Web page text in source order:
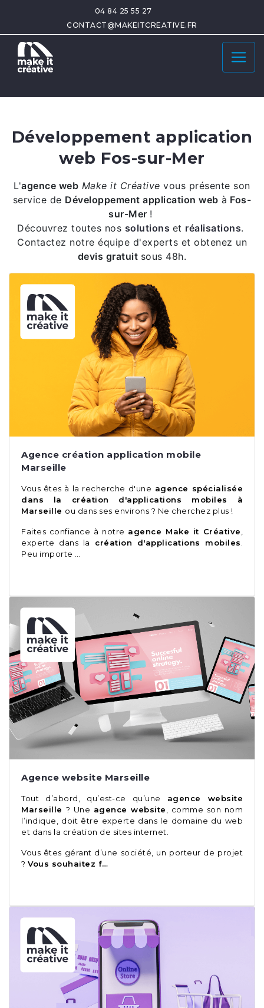
04 84 25 55 27
CONTACT@MAKEITCREATIVE.FR
Développement application
web Fos-sur-Mer
L'agence web Make it Créativevous présente son
service de Développement application web à Fos-
sur-Mer !
Découvrez toutes nos solutions et réalisations.
Contactez notre équipe d'experts et obtenez un
devis gratuit sous 48h.
Agence création application mobile
Marseille
Vous êtes à la recherche d'une agence spécialisée
dans la création d'applications mobiles à
Marseille ou dans ses environs ? Ne cherchez plus !
Faites confiance à notre agence Make it Créative
experte dans la création d'applications mobiles
Peu importe …
Agence website Marseille
Tout d’abord, qu’est-ce qu’une agence website
Marseille ? Une agence website, comme son nom
l’indique, doit être experte dans le domaine du web
et dans la création de sites internet.
Vous êtes gérant d’une société, un porteur de projet
? Vous souhaitez f…